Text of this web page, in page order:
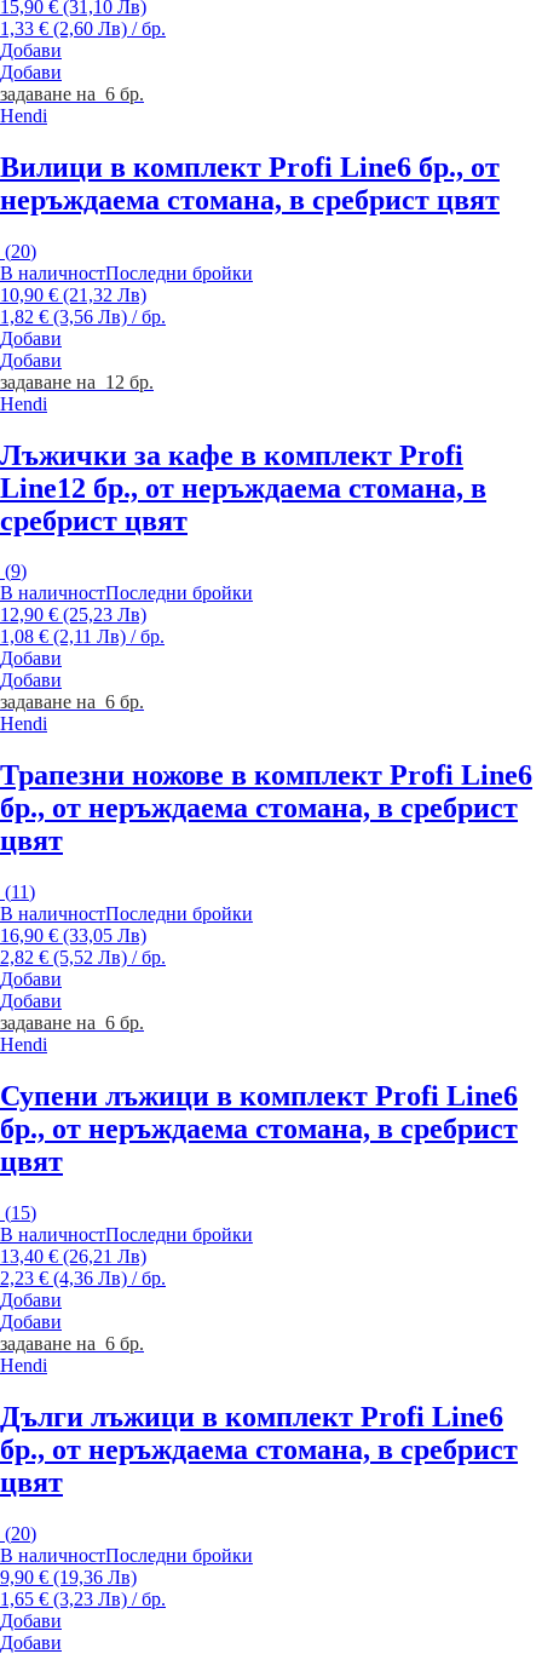
15,90 € (31,10 Лв)
1,33 € (2,60 Лв) / бр.
Добави
Добави
задаване на 6 бр.
Hendi
Вилици в комплект Profi Line6 бр., от
неръждаема стомана, в сребрист цвят
(20)
В наличностПоследни бройки
10,90 € (21,32 Лв)
1,82 € (3,56 Лв) / бр.
Добави
Добави
задаване на 12 бр.
Hendi
Лъжички за кафе в комплект Profi
Line12 бр., от неръждаема стомана, в
сребрист цвят
(9)
В наличностПоследни бройки
12,90 € (25,23 Лв)
1,08 € (2,11 Лв) / бр.
Добави
Добави
задаване на 6 бр.
Hendi
Трапезни ножове в комплект Profi Line6
бр., от неръждаема стомана, в сребрист
цвят
(11)
В наличностПоследни бройки
16,90 € (33,05 Лв)
2,82 € (5,52 Лв) / бр.
Добави
Добави
задаване на 6 бр.
Hendi
Супени лъжици в комплект Profi Line6
бр., от неръждаема стомана, в сребрист
цвят
(15)
В наличностПоследни бройки
13,40 € (26,21 Лв)
2,23 € (4,36 Лв) / бр.
Добави
Добави
задаване на 6 бр.
Hendi
Дълги лъжици в комплект Profi Line6
бр., от неръждаема стомана, в сребрист
цвят
(20)
В наличностПоследни бройки
9,90 € (19,36 Лв)
1,65 € (3,23 Лв) / бр.
Добави
Добави